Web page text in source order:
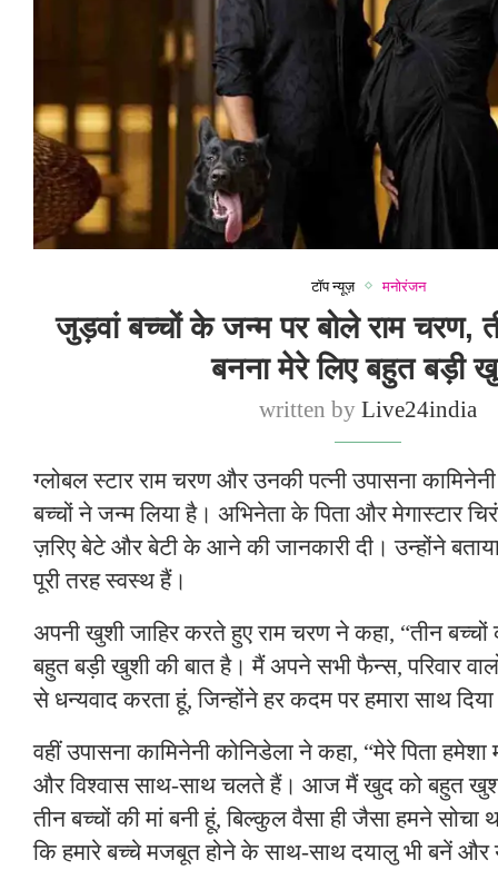
टॉप न्यूज़ मनोरंजन
जुड़वां बच्चों के जन्म पर बोले राम चरण,
बनना मेरे लिए बहुत बड़ी
written byLive24india
ग्लोबल स्टार राम चरण और उनकी पत्नी उपासना
बच्चों ने जन्म लिया है। अभिनेता के पिता और मेगास्टार
ज़रिए बेटे और बेटी के आने की जानकारी दी। उन्होंने
पूरी तरह स्वस्थ हैं।
अपनी खुशी जाहिर करते हुए राम चरण ने कहा, “तीन बच्चों
बहुत बड़ी खुशी की बात है। मैं अपने सभी फैन्स, परिवार
से धन्यवाद करता हूं, जिन्होंने हर कदम पर हमारा साथ
वहीं उपासना कामिनेनी कोनिडेला ने कहा, “मेरे पिता
और विश्वास साथ-साथ चलते हैं। आज मैं खुद को बहुत
तीन बच्चों की मां बनी हूं, बिल्कुल वैसा ही जैसा हमने सोचा
कि हमारे बच्चे मजबूत होने के साथ-साथ दयालु भी बनें